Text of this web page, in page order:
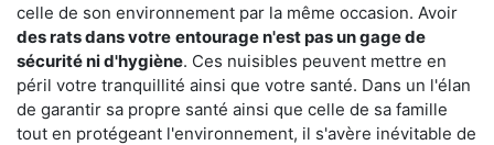
celle de son environnement par la même occasion. Avoir
des rats dans votre entourage n'est pas un gage de
sécurité ni d'hygiène. Ces nuisibles peuvent mettre en
péril votre tranquillité ainsi que votre santé. Dans un l'élan
de garantir sa propre santé ainsi que celle de sa famille
tout en protégeant l'environnement, il s'avère inévitable de